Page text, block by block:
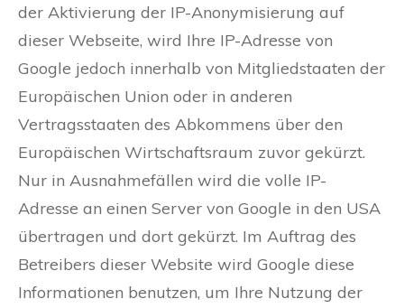
der Aktivierung der IP-Anonymisierung auf
dieser Webseite, wird Ihre IP-Adresse von
Google jedoch innerhalb von Mitgliedstaaten der
Europäischen Union oder in anderen
Vertragsstaaten des Abkommens über den
Europäischen Wirtschaftsraum zuvor gekürzt.
Nur in Ausnahmefällen wird die volle IP-
Adresse an einen Server von Google in den USA
übertragen und dort gekürzt. Im Auftrag des
Betreibers dieser Website wird Google diese
Informationen benutzen, um Ihre Nutzung der